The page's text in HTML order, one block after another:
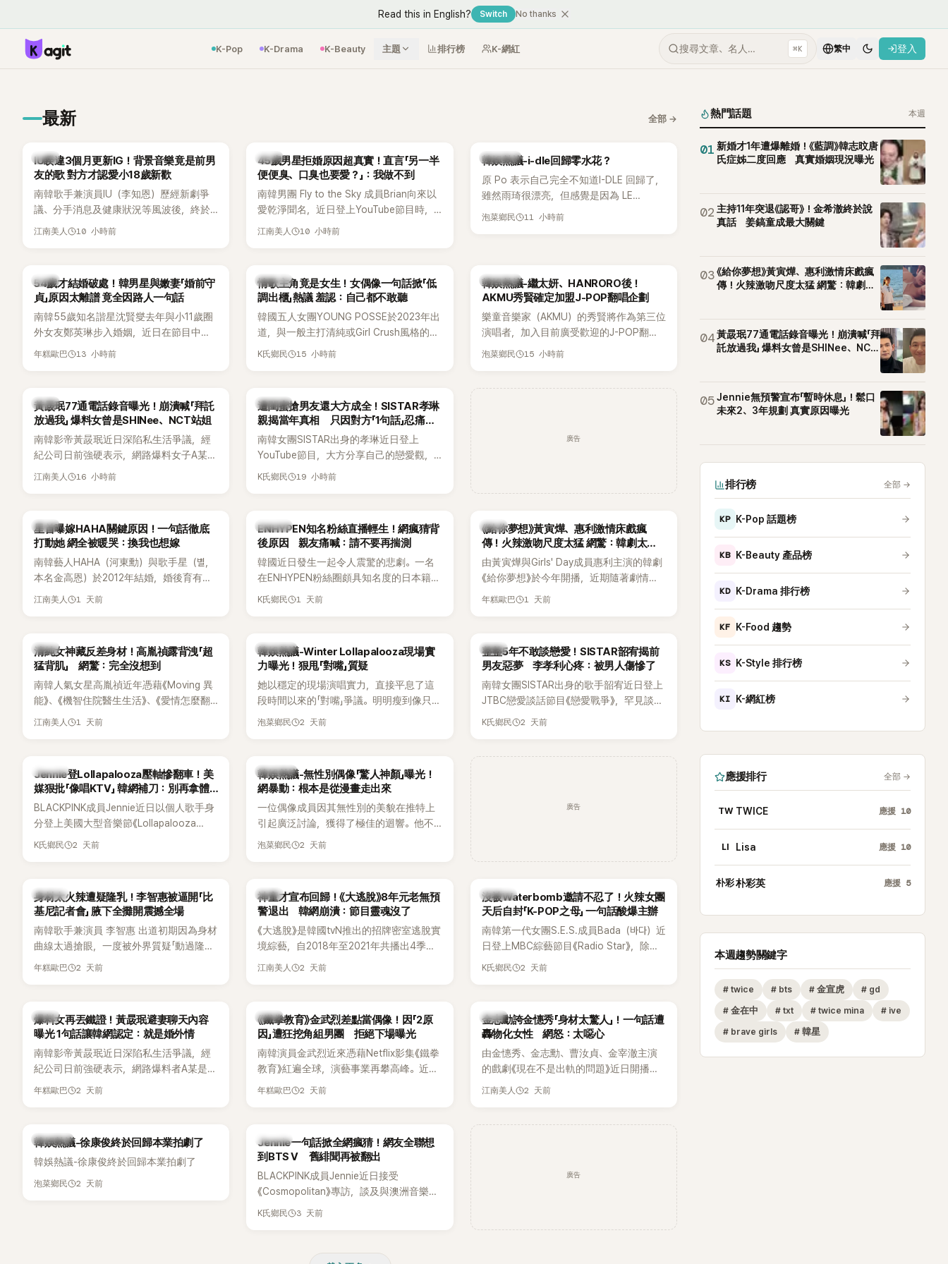
Read this in English? Switch No thanks
K-Pop K-Drama K-Beauty 主題 排行榜 K-網紅 搜尋文章、名人… ⌘K 繁中 登入
最新 全部 →
韓星
IU睽違3個月更新IG！背景音樂竟是前男
友的歌 對方才認愛小18歲新歡
南韓歌手兼演員IU（李知恩）歷經新劇爭
議、分手消息及健康狀況等風波後，終於
睽違3個月更新社群平台，一口氣曬出20
音樂，意外掀起韓網討論。
江南美人 10 小時前
韓星
45歲男星拒婚原因超真實！直言「另一半
便便臭、口臭也要愛？」：我做不到
南韓男團 Fly to the Sky 成員Brian向來以
愛乾淨聞名，近日登上YouTube節目時，
再度談到自己的婚姻觀，直言無法理解「連
江南美人 10 小時前
熱議討論
韓娛熱議-i-dle回歸零水花？
原 Po 表示自己完全不知道I-DLE 回歸了，
雖然雨琦很漂亮，但感覺是因為 LE
SSERAFIM 和 aespa 佔據了市場。
泡菜鄉民 11 小時前
韓星
54歲才結婚破處！韓男星與嫩妻「婚前守
貞」原因太離譜 竟全因路人一句話
南韓55歲知名諧星沈賢燮去年與小11歲圈
外女友鄭英琳步入婚姻，近日在節目中分
享與妻子的戀愛故事，笑稱兩人原本想享
前一直堅守「婚前守貞」的原因之一。
年糕歐巴 13 小時前
K-POP
情歌主角竟是女生！女偶像一句話掀「低
調出櫃」熱議 羞認：自己都不敢聽
韓國五人女團YOUNG POSSE於2023年出
道，與一般主打清純或Girl Crush風格的女
團不同，她們以濃厚的Hip-Hop元素、自
的音樂風格，在海外尤其是歐美市場累積
不少人氣，逐漸成為第五代女團中極具辨
識度的新生代代表之一。
K氏鄉民 15 小時前
熱議討論
韓娛熱議-繼太妍、HANRORO後！
AKMU秀賢確定加盟J-POP翻唱企劃
樂童音樂家（AKMU）的秀賢將作為第三位
演唱者，加入目前廣受歡迎的J-POP翻唱
企劃。繼太妍和Hanroro之後，秀賢已獲
泡菜鄉民 15 小時前
韓星
黃晸珉77通電話錄音曝光！崩潰喊「拜託
放過我」 爆料女曾是SHINee、NCT站姐
南韓影帝黃晸珉近日深陷私生活爭議，經
紀公司日前強硬表示，網路爆料女子A某涉
嫌長期跟蹤黃晸珉，已正式採取法律行
的單方面騷擾。如今，韓媒《Dispatch》再
曝光雙方77通電話的錄音內容，而A也首
度承認自己過去曾是SHINee、NCT等偶像
團體的「站姐」，事件持續延燒。
江南美人 16 小時前
K-POP
遭閨蜜搶男友還大方成全！SISTAR孝琳
親揭當年真相 只因對方「1句話」忍痛放
手
南韓女團SISTAR出身的孝琳近日登上
YouTube節目，大方分享自己的戀愛觀，
更首度坦承過去曾遭最好的朋友搶走男
K氏鄉民 19 小時前
廣告
韓星
星首曝嫁HAHA關鍵原因！一句話徹底
打動她 網全被暖哭：換我也想嫁
南韓藝人HAHA（河東勳）與歌手星（별，
本名金高恩）於2012年結婚，婚後育有兩
子一女，一家五口生活幸福美滿，也是韓
步入婚姻的最大理由。
江南美人 1 天前
K-POP
ENHYPEN知名粉絲直播輕生！網瘋猜背
後原因 親友痛喊：請不要再揣測
韓國近日發生一起令人震驚的悲劇。一名
在ENHYPEN粉絲圈頗具知名度的日本籍女
粉絲，日前在TikTok直播期間輕生，最終
止揣測，盼逝者安息。
K氏鄉民 1 天前
韓劇
《給你夢想》黃寅燁、惠利激情床戲瘋
傳！火辣激吻尺度太猛 網驚：韓劇太敢
拍
由黃寅燁與Girls' Day成員惠利主演的韓劇
《給你夢想》於今年開播，近期隨著劇情進
入高潮，男女主角的感情線快速升溫。最
年糕歐巴 1 天前
韓星
清純女神藏反差身材！高胤禎露背洩「超
猛背肌」 網驚：完全沒想到
南韓人氣女星高胤禎近年憑藉《Moving 異
能》、《機智住院醫生生活》、《愛情怎麼翻
譯？》、《努力克服自卑的我們》等多部熱門
近況照意外掀起熱議，不是因為仙氣十足
的美貌，而是藏在纖細身材下的超狂背肌
與肩膀線條，反差感十足，讓不少網友看
傻直呼：「原來她身材這麼猛！」
江南美人 1 天前
熱議討論
韓娛熱議-Winter Lollapalooza現場實
力曝光！狠甩「對嘴」質疑
她以穩定的現場演唱實力，直接平息了這
段時間以來的「對嘴」爭議。明明瘦到像只剩
骨頭，怎麼還能唱出這麼驚人的爆發力和
泡菜鄉民 2 天前
韓星
整整5年不敢談戀愛！SISTAR韶宥揭前
男友惡夢 李孝利心疼：被男人傷慘了
南韓女團SISTAR出身的歌手韶宥近日登上
JTBC戀愛談話節目《戀愛戰爭》，罕見談及
自己的感情生活，不僅坦言已經整整5年沒
K氏鄉民 2 天前
K-POP
Jennie登Lollapalooza壓軸慘翻車！美
媒狠批「像唱KTV」 韓網補刀：別再拿體
力當藉口
BLACKPINK成員Jennie近日以個人歌手身
分登上美國大型音樂節《Lollapalooza
Chicago》主舞台，不僅成為首位擔任該音
遭部分網友質疑，就連美國當地媒體也毫
不留情給出負評，甚至形容整場演出「就像
一場豪華KTV」。
K氏鄉民 2 天前
熱議討論
韓娛熱議-無性別偶像「驚人神顏」曝光！
網暴動：根本是從漫畫走出來
一位偶像成員因其無性別的美貌在推特上
引起廣泛討論，獲得了極佳的迴響。他不
僅外型出眾，舞技也備受讚譽。
泡菜鄉民 2 天前
廣告
K-POP
身材太火辣遭疑隆乳！李智惠被逼開「比
基尼記者會」 腋下全攤開震撼全場
南韓歌手兼演員 李智惠 出道初期因為身材
曲線太過搶眼，一度被外界質疑「動過隆乳
手術」，最後甚至被公司安排親上火線，召
口回憶這段「隆乳疑雲黑歷史」，話題再度被
翻出來熱議。 2日播出的 SBS 綜藝節目
《我的經紀人太難搞－秘書鎮》，邀請同時
兼顧工作與育兒的演藝圈代表「媽媽群」
——李智惠、李賢怡、李恩亨，以第13位
合，兩人邊搭車邊聊天，氣氛輕鬆。聊到
最近的新聞，李瑞鎮突然直球發問：「妳不
是上新聞了？說妳去做整形？是人中縮短
手術嗎？」一貫犀利又不留情的問法，讓現
年糕歐巴 2 天前
韓星
神童才宣布回歸！《大逃脫》8年元老無預
警退出 韓網崩潰：節目靈魂沒了
《大逃脫》是韓國tvN推出的招牌密室逃脫實
境綜藝，自2018年至2021年共播出4季，
由鄭鍾淵PD打造完整的「大逃脫宇宙
江南美人 2 天前
K-POP
沒被Waterbomb邀請不忍了！火辣女團
天后自封「K-POP之母」 一句話酸爆主辦
南韓第一代女團S.E.S.成員Bada（바다）近
日登上MBC綜藝節目《Radio Star》，除了
分享近況，還罕見公開向夏季音樂節
根本只是懂了皮毛。」一番話笑翻全場，也
引發網友熱議。
K氏鄉民 2 天前
韓星
爆料女再丟鐵證！黃晸珉避妻聊天內容
曝光 1句話讓韓網認定：就是婚外情
南韓影帝黃晸珉近日深陷私生活爭議，經
紀公司日前強硬表示，網路爆料者A某是涉
嫌長期跟蹤黃晸珉的嫌疑人，已採取法律
「雙向互動」，並非外界所稱的單方面騷擾。
年糕歐巴 2 天前
韓星
《鐵拳教育》金武烈差點當偶像！因「2原
因」遭狂挖角組男團 拒絕下場曝光
南韓演員金武烈近來憑藉Netflix影集《鐵拳
教育》紅遍全球，演藝事業再攀高峰。近日
被爆出一段鮮為人知的出道祕辛，原來他
年糕歐巴 2 天前
韓星
金志勳誇金憓秀「身材太驚人」！一句話遭
轟物化女性 網怒：太噁心
由金憓秀、金志勳、曹汝貞、金宰澈主演
的戲劇《現在不是出軌的問題》近日開播，
為宣傳新作品，四位主演一同出演
江南美人 2 天前
熱議討論
韓娛熱議-徐康俊終於回歸本業拍劇了
韓娛熱議-徐康俊終於回歸本業拍劇了
泡菜鄉民 2 天前
K-POP
Jennie一句話掀全網瘋猜！網友全聯想
到BTS V 舊緋聞再被翻出
BLACKPINK成員Jennie近日接受
《Cosmopolitan》專訪，談及與澳洲音樂人
Tame Impala合作推出〈Dracula（JENNIE
K氏鄉民 3 天前
廣告
熱門話題 本週
01 新婚才1年遭爆離婚！《藍調》韓志旼唐
氏症姊二度回應 真實婚姻現況曝光
02 主持11年突退《認哥》！金希澈終於說
真話 姜鎬童成最大關鍵
03《給你夢想》黃寅燁、惠利激情床戲瘋
傳！火辣激吻尺度太猛 網驚：韓劇太
04黃晸珉77通電話錄音曝光！崩潰喊「拜
託放過我」 爆料女曾是SHINee、NCT
05Jennie無預警宣布「暫時休息」！鬆口
未來2、3年規劃 真實原因曝光
排行榜 全部 →
KP K-Pop 話題榜
KB K-Beauty 產品榜
KD K-Drama 排行榜
KF K-Food 趨勢
KS K-Style 排行榜
KI K-網紅榜
應援排行 全部 →
TW TWICE 應援 10
LI Lisa 應援 10
朴彩朴彩英 應援 5
本週趨勢關鍵字
# twice # bts # 金宣虎 # gd
# 金在中 # txt # twice mina # ive
# brave girls # 韓星